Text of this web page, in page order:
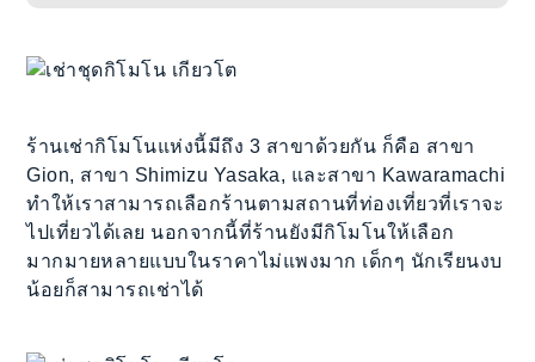
ร้านเช่ากิโมโนแห่งนี้มีถึง 3 สาขาด้วยกัน ก็คือ สาขา
Gion, สาขา Shimizu Yasaka, และสาขา Kawaramachi
ทำให้เราสามารถเลือกร้านตามสถานที่ท่องเที่ยวที่เราจะ
ไปเที่ยวได้เลย นอกจากนี้ที่ร้านยังมีกิโมโนให้เลือก
มากมายหลายแบบในราคาไม่แพงมาก เด็กๆ นักเรียนงบ
น้อยก็สามารถเช่าได้